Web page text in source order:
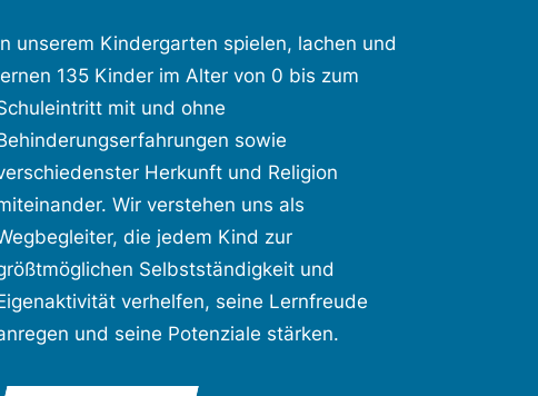
unserem Kindergarten spielen, lachen und
135 Kinder im Alter von 0 bis zum
mit und ohne
sowie
Herkunft und Religion
Wir verstehen uns als
die jedem Kind zur
Selbstständigkeit und
verhelfen, seine Lernfreude
und seine Potenziale stärken.